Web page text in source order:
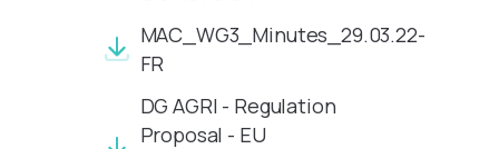
MAC_WG3_Minutes_29.03.22-
FR
DG AGRI - Regulation
Proposal - EU